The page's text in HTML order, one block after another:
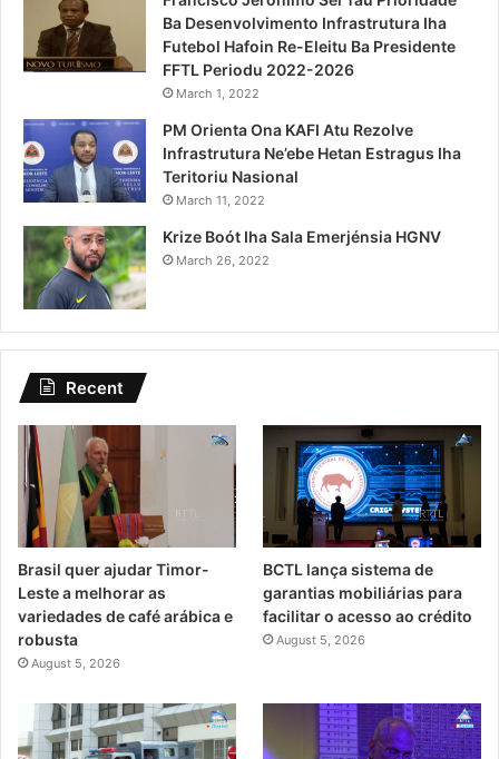
Ba Desenvolvimento Infrastrutura Iha
Futebol Hafoin Re-Eleitu Ba Presidente
FFTL Periodu 2022-2026
March 1, 2022
PM Orienta Ona KAFI Atu Rezolve
Infrastrutura Ne’ebe Hetan Estragus Iha
Teritoriu Nasional
March 11, 2022
Krize Boót Iha Sala Emerjénsia HGNV
March 26, 2022
Recent
Brasil quer ajudar Timor-
Leste a melhorar as
variedades de café arábica e
robusta
August 5, 2026
BCTL lança sistema de
garantias mobiliárias para
facilitar o acesso ao crédito
August 5, 2026